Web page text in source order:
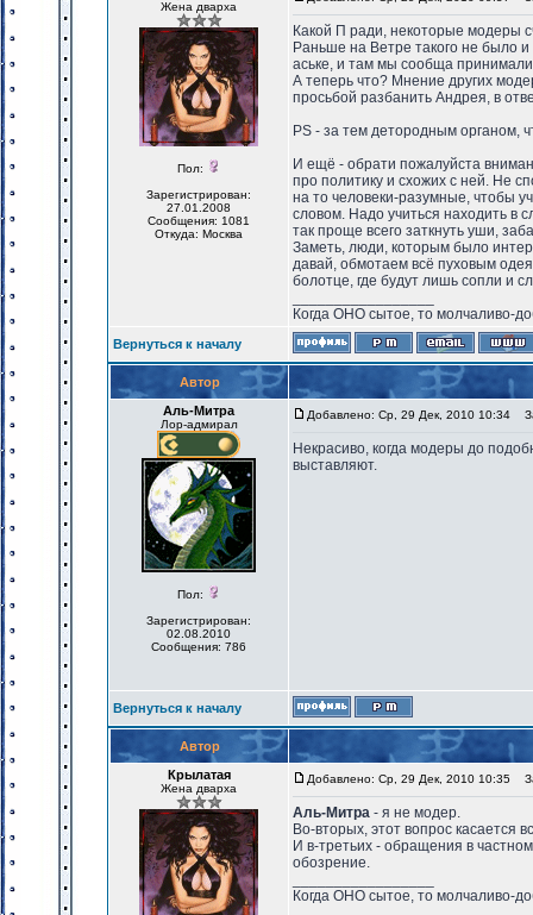
Жена дварха
Пол:
Зарегистрирован:
27.01.2008
Сообщения: 1081
Откуда: Москва
Какой П ради, некоторые модеры
Раньше на Ветре такого не было
аське, и там мы сообща
А теперь что? Мнение других
просьбой разбанить Андрея, в
PS - за тем детородным органом,
И ещё - обрати пожалуйста
про политику и схожих с ней. Не
на то человеки-разумные, чтобы
словом. Надо учиться находить в
так проще всего заткнуть уши,
Заметь, люди, которым было
давай, обмотаем всё пуховым
болотце, где будут лишь сопли и
Когда ОНО сытое, то молчаливо-
Вернуться к началу
Автор
Аль-Митра
Лор-адмирал
Пол:
Зарегистрирован:
02.08.2010
Сообщения: 786
Добавлено: Ср, 29 Дек, 2010 10:34
Некрасиво, когда модеры до
выставляют.
Вернуться к началу
Автор
Крылатая
Жена дварха
Добавлено: Ср, 29 Дек, 2010 10:35
Аль-Митра - я не модер.
Во-вторых, этот вопрос касается
И в-третьих - обращения в
обозрение.
Когда ОНО сытое, то молчаливо-